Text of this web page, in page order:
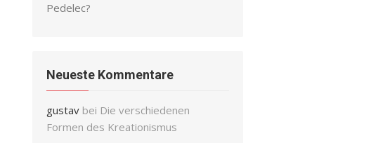
Pedelec?
Neueste Kommentare
gustav bei Die verschiedenen
Formen des Kreationismus